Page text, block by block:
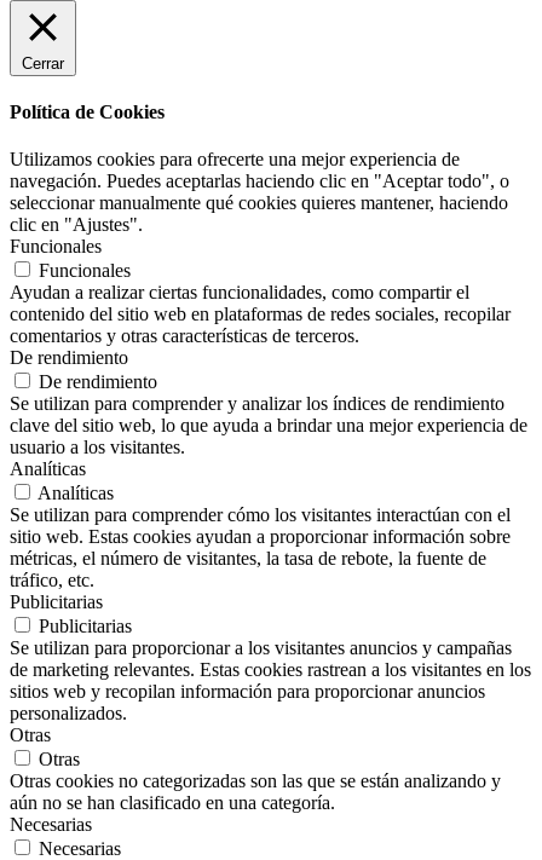
Cerrar
Política de Cookies
Utilizamos cookies para ofrecerte una mejor experiencia de
navegación. Puedes aceptarlas haciendo clic en "Aceptar todo", o
seleccionar manualmente qué cookies quieres mantener, haciendo
clic en "Ajustes".
Funcionales
Funcionales
Ayudan a realizar ciertas funcionalidades, como compartir el
contenido del sitio web en plataformas de redes sociales, recopilar
comentarios y otras características de terceros.
De rendimiento
De rendimiento
Se utilizan para comprender y analizar los índices de rendimiento
clave del sitio web, lo que ayuda a brindar una mejor experiencia de
usuario a los visitantes.
Analíticas
Analíticas
Se utilizan para comprender cómo los visitantes interactúan con el
sitio web. Estas cookies ayudan a proporcionar información sobre
métricas, el número de visitantes, la tasa de rebote, la fuente de
tráfico, etc.
Publicitarias
Publicitarias
Se utilizan para proporcionar a los visitantes anuncios y campañas
de marketing relevantes. Estas cookies rastrean a los visitantes en los
sitios web y recopilan información para proporcionar anuncios
personalizados.
Otras
Otras
Otras cookies no categorizadas son las que se están analizando y
aún no se han clasificado en una categoría.
Necesarias
Necesarias